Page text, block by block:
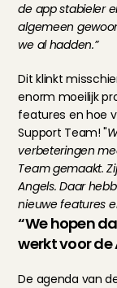
de app stabieler
algemeen
we al hadden.”
Dit klinkt
enorm moeilijk
features en hoe
Support Team! "
verbeteringen
Team gemaakt.
Angels. Daar
nieuwe features
“We hopen
werkt voor de
De agenda van